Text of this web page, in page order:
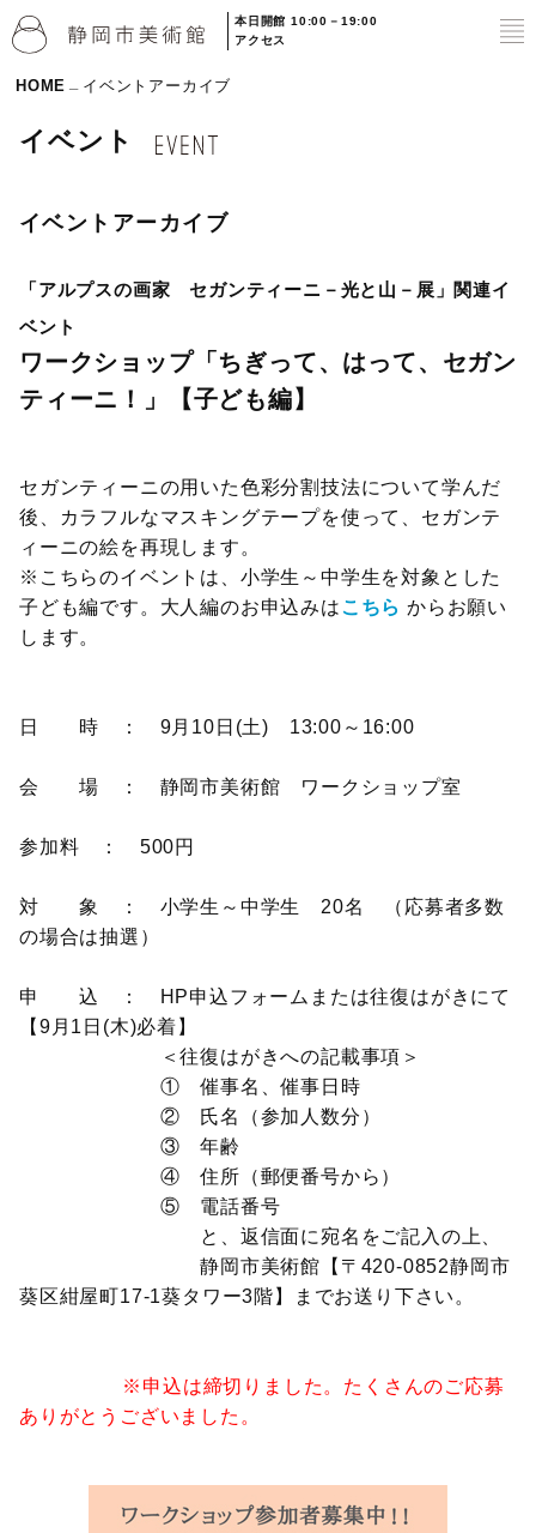
本日開館 10:00－19:00
アクセス
HOME イベントアーカイブ
イベント
イベントアーカイブ
「アルプスの画家 セガンティーニ－光と山－展」関連イ
ベント
ワークショップ「ちぎって、はって、セガン
ティーニ！」【子ども編】
セガンティーニの用いた色彩分割技法について学んだ
後、カラフルなマスキングテープを使って、セガンテ
ィーニの絵を再現します。
※こちらのイベントは、小学生～中学生を対象とした
子ども編です。大人編のお申込みはこちら からお願い
します。
日 時 ： 9月10日(土) 13:00～16:00
会 場 ： 静岡市美術館 ワークショップ室
参加料 ： 500円
対 象 ： 小学生～中学生 20名 （応募者多数
の場合は抽選）
申 込 ： HP申込フォームまたは往復はがきにて
【9月1日(木)必着】
＜往復はがきへの記載事項＞
① 催事名、催事日時
② 氏名（参加人数分）
③ 年齢
④ 住所（郵便番号から）
⑤ 電話番号
と、返信面に宛名をご記入の上、
静岡市美術館【〒420-0852静岡市
葵区紺屋町17-1葵タワー3階】までお送り下さい。
※申込は締切りました。たくさんのご応募
ありがとうございました。